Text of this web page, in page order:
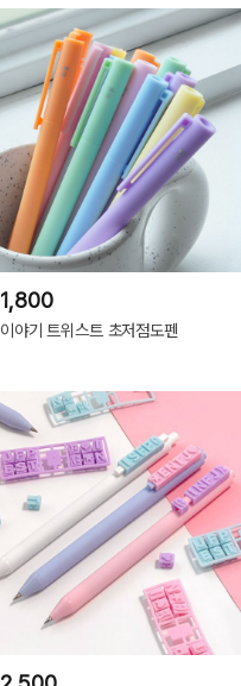
1,800
이야기 트위스트 초저점도펜